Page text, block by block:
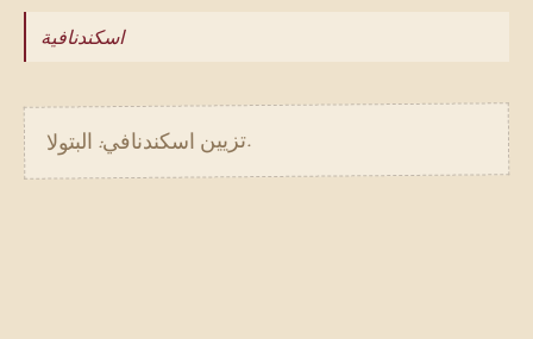
اسكندنافية
تزيين اسكندنافي: البتولا.